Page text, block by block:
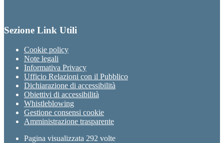
Sezione Link Utili
Cookie policy
Note legali
Informativa Privacy
Ufficio Relazioni con il Pubblico
Dichiarazione di accessibilità
Obiettivi di accessibilità
Whistleblowing
Gestione consensi cookie
Amministrazione trasparente
Pagina visualizzata 292 volte